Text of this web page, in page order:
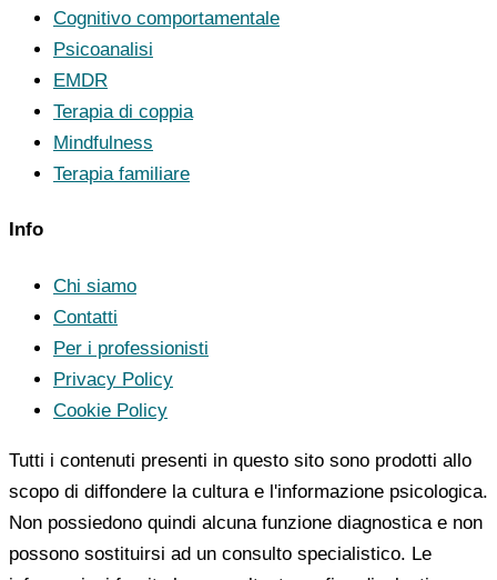
Cognitivo comportamentale
Psicoanalisi
EMDR
Terapia di coppia
Mindfulness
Terapia familiare
Info
Chi siamo
Contatti
Per i professionisti
Privacy Policy
Cookie Policy
Tutti i contenuti presenti in questo sito sono prodotti allo
scopo di diffondere la cultura e l'informazione psicologica.
Non possiedono quindi alcuna funzione diagnostica e non
possono sostituirsi ad un consulto specialistico. Le